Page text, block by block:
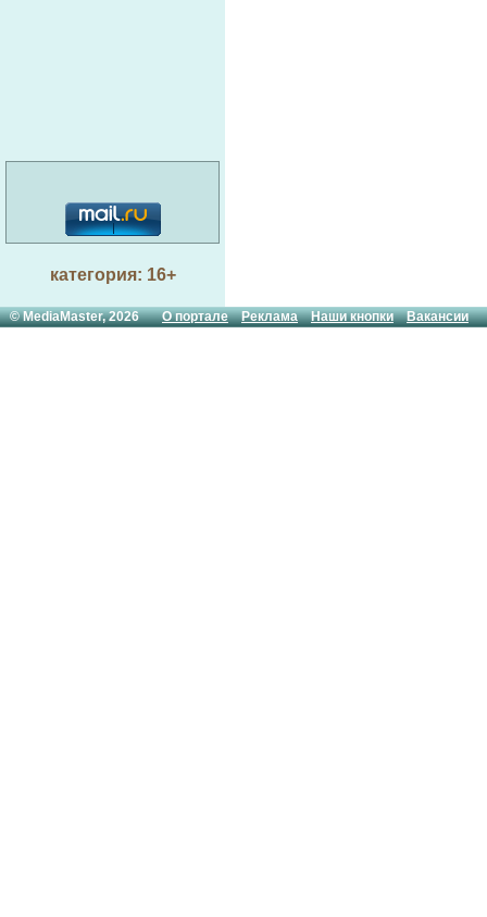
категория: 16+
© MediaMaster, 2026О портале Реклама Наши кнопки Вакансии